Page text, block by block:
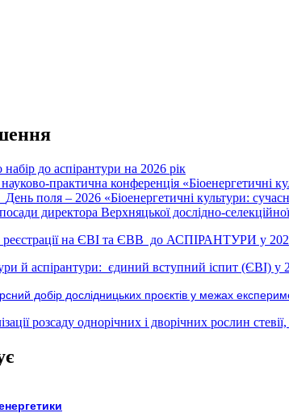
до аспірантури на 2026 рік
науково-практична конференція «Біоенергетичні
День поля – 2026 «Біоенергетичні культури:
директора Верхняцької дослідно-
на ЄВІ та ЄВВ до АСПІРАНТУРИ у
й аспірантури: єдиний вступний іспит (ЄВІ) у
добір дослідницьких проєктів у межах
розсаду однорічних і дворічних рослин стевії,